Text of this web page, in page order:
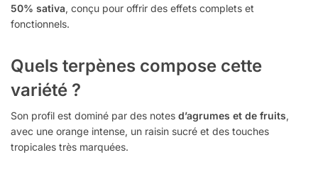
50% sativa, conçu pour offrir des effets complets et
fonctionnels.
Quels terpènes compose cette
variété ?
Son profil est dominé par des notes d’agrumes et de fruits,
avec une orange intense, un raisin sucré et des touches
tropicales très marquées.